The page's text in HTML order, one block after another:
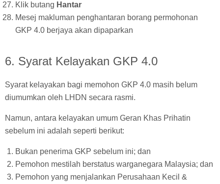
Klik butang Hantar
Mesej makluman penghantaran borang permohonan
GKP 4.0 berjaya akan dipaparkan
6. Syarat Kelayakan GKP 4.0
Syarat kelayakan bagi memohon GKP 4.0 masih belum
diumumkan oleh LHDN secara rasmi.
Namun, antara kelayakan umum Geran Khas Prihatin
sebelum ini adalah seperti berikut:
Bukan penerima GKP sebelum ini; dan
Pemohon mestilah berstatus warganegara Malaysia; dan
Pemohon yang menjalankan Perusahaan Kecil &